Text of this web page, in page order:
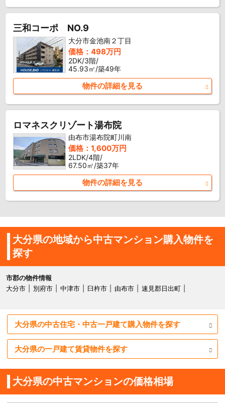
三和コーポ NO.9
大分市金池南２丁目
価格：498万円
2DK/3階/
45.93㎡/築49年
物件の詳細を見る
ロマネスクリゾート湯布院
由布市湯布院町川南
価格：1,600万円
2LDK/4階/
67.50㎡/築37年
物件の詳細を見る
大分県の地域から中古マンション購入物件を
探す
市郡の物件情報
大分市
別府市 中津市 臼杵市 由布市 速見郡日出町
大分県の中古住宅・中古一戸建て購入物件を探す
大分県の一戸建て賃貸物件を探す
大分県の中古マンションの価格相場